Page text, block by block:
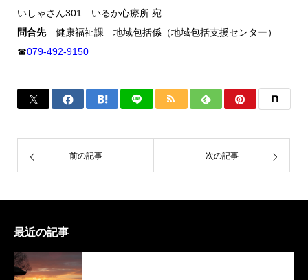
いしゃさん301 いるか心療所 宛
問合先健康福祉課 地域包括係（地域包括支援センター）
☎079-492-9150
前の記事 次の記事
最近の記事